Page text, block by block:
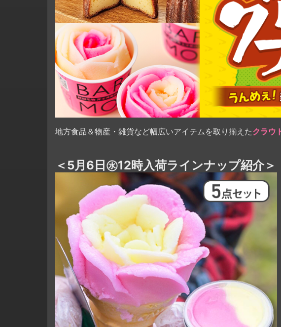
地方食品＆物産・雑貨など幅広いアイテムを取り揃えたクラウ
＜5月6日㊌12時入荷ラインナップ紹介＞